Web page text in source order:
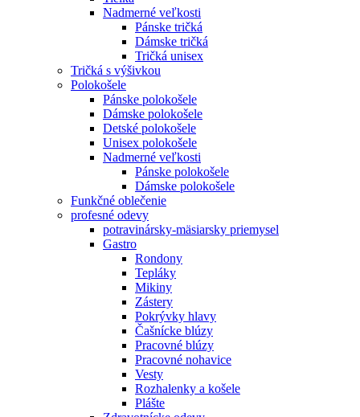
Nadmerné veľkosti
Pánske tričká
Dámske tričká
Tričká unisex
Tričká s výšivkou
Polokošele
Pánske polokošele
Dámske polokošele
Detské polokošele
Unisex polokošele
Nadmerné veľkosti
Pánske polokošele
Dámske polokošele
Funkčné oblečenie
profesné odevy
potravinársky-mäsiarsky priemysel
Gastro
Rondony
Tepláky
Mikiny
Zástery
Pokrývky hlavy
Čašnícke blúzy
Pracovné blúzy
Pracovné nohavice
Vesty
Rozhalenky a košele
Plášte